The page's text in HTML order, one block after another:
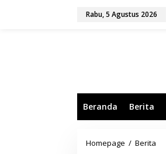
Rabu, 5 Agustus 2026
Beranda Berita
Homepage / Berita